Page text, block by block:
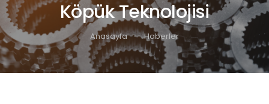
Köpük Teknolojisi
Anasayfa Haberler